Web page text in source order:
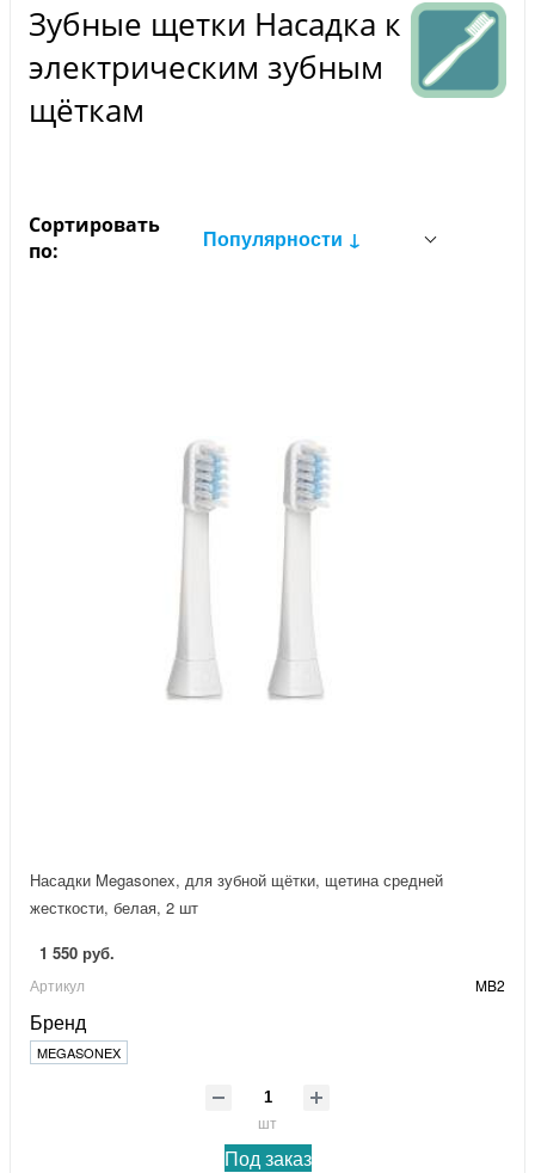
Зубные щетки Насадка к
электрическим зубным
щёткам
Сортировать
по:
Популярности ↓
Насадки Megasonex, для зубной щётки, щетина средней
жесткости, белая, 2 шт
1 550 руб.
Артикул MB2
Бренд
MEGASONEX
шт
Под заказ